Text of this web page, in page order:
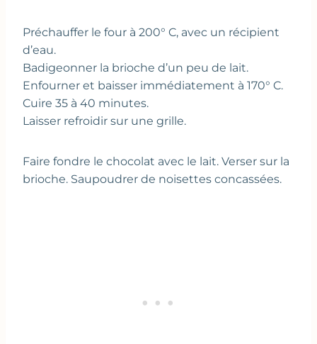
Préchauffer le four à 200° C, avec un récipient
d’eau.
Badigeonner la brioche d’un peu de lait.
Enfourner et baisser immédiatement à 170° C.
Cuire 35 à 40 minutes.
Laisser refroidir sur une grille.
Faire fondre le chocolat avec le lait. Verser sur la
brioche. Saupoudrer de noisettes concassées.